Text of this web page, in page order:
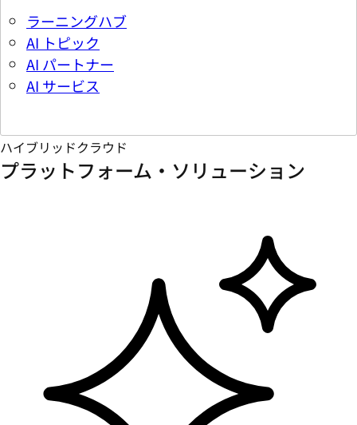
ラーニングハブ
AI トピック
AI パートナー
AI サービス
ハイブリッドクラウド
プラットフォーム・ソリューション